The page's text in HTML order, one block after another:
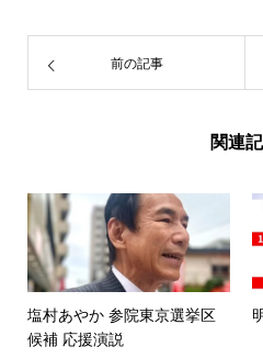
前の記事
関連
塩村あやか 参院東京選挙区
候補 応援演説